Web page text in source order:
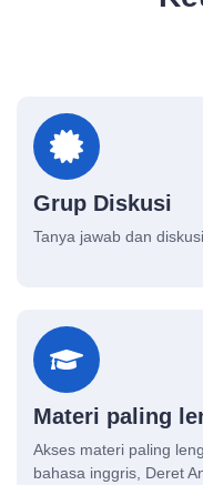
Grup Diskusi
Tanya jawab dan
Materi paling
Akses materi paling
bahasa inggris, Deret